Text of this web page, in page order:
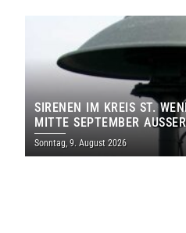
SIRENEN IM KREIS ST.
MITTE SEPTEMBER
Sonntag, 9. August 2026